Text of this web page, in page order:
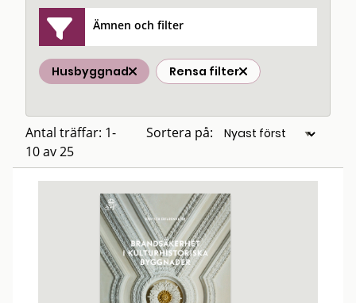
Ämnen och filter
Husbyggnad Rensa filter
Antal träffar: 1-
10 av 25
Sortera på: